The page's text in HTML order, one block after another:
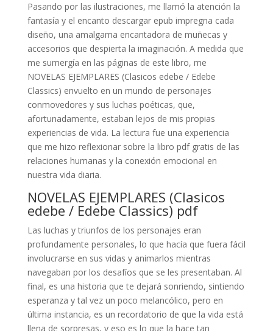
Pasando por las ilustraciones, me llamó la atención la
fantasía y el encanto descargar epub impregna cada
diseño, una amalgama encantadora de muñecas y
accesorios que despierta la imaginación. A medida que
me sumergía en las páginas de este libro, me
NOVELAS EJEMPLARES (Clasicos edebe / Edebe
Classics) envuelto en un mundo de personajes
conmovedores y sus luchas poéticas, que,
afortunadamente, estaban lejos de mis propias
experiencias de vida. La lectura fue una experiencia
que me hizo reflexionar sobre la libro pdf gratis de las
relaciones humanas y la conexión emocional en
nuestra vida diaria.
NOVELAS EJEMPLARES (Clasicos
edebe / Edebe Classics) pdf
Las luchas y triunfos de los personajes eran
profundamente personales, lo que hacía que fuera fácil
involucrarse en sus vidas y animarlos mientras
navegaban por los desafíos que se les presentaban. Al
final, es una historia que te dejará sonriendo, sintiendo
esperanza y tal vez un poco melancólico, pero en
última instancia, es un recordatorio de que la vida está
llena de sorpresas, y eso es lo que la hace tan